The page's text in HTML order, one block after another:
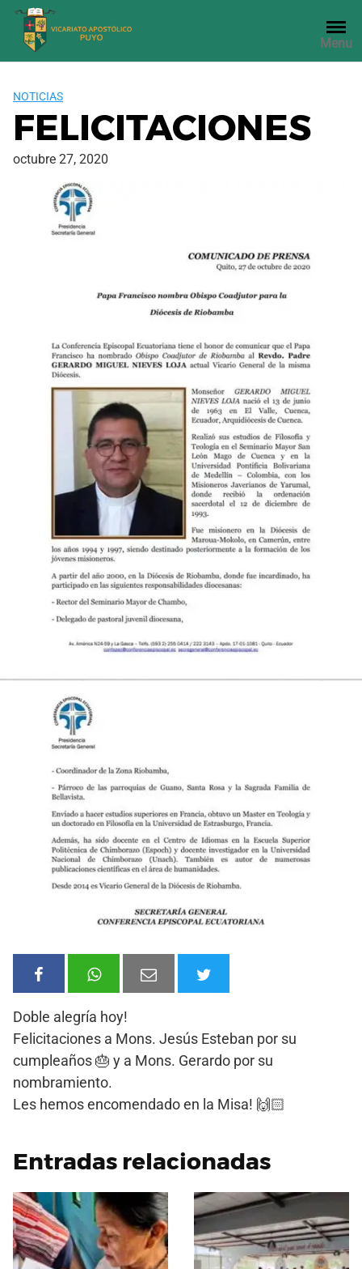
Saltar
contenido
Menu
NOTICIAS
FELICITACIONES
octubre 27, 2020
Doble alegría hoy!
Felicitaciones a Mons. Jesús Esteban por su
cumpleaños 🎂 y a Mons. Gerardo por su
nombramiento.
Les hemos encomendado en la Misa! 🙌🏻
Entradas relacionadas